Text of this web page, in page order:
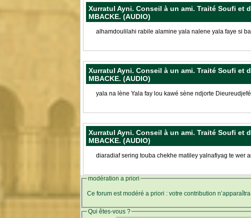
Xurratul Ayni. Conseil à un ami. Traité Soufi et
MBACKE. (AUDIO)
alhamdoulilahi rabile alamine yala nalene yala faye si
Xurratul Ayni. Conseil à un ami. Traité Soufi et
MBACKE. (AUDIO)
yala na lène Yala fay lou kawé sène ndjorte
Xurratul Ayni. Conseil à un ami. Traité Soufi et
MBACKE. (AUDIO)
diaradiaf sering touba chekhe matiley yalnafiyag te wer
modération a priori
Ce forum est modéré a priori : votre contribution
Qui êtes-vous ?